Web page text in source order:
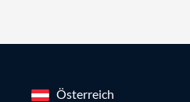
Österreich